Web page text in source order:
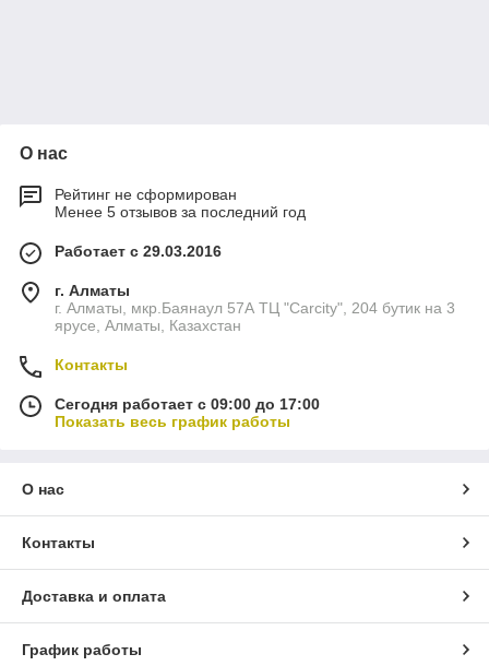
О нас
Рейтинг не сформирован
Менее 5 отзывов за последний год
Работает с 29.03.2016
г. Алматы
г. Алматы, мкр.Баянаул 57А ТЦ "Carcity", 204 бутик на 3
ярусе, Алматы, Казахстан
Контакты
Сегодня работает с 09:00 до 17:00
Показать весь график работы
О нас
Контакты
Доставка и оплата
График работы